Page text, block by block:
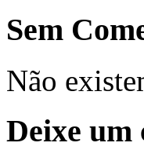
Sem
Não
Deixe um